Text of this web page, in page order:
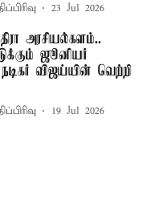
23 Jul 2026
அரசியல்களம்..
ஜூனியர்
விஜய்யின் வெற்றி
19 Jul 2026